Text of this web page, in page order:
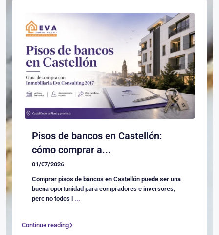
Pisos de bancos en Castellón:
cómo comprar a...
01/07/2026
Comprar pisos de bancos en Castellón puede ser una
buena oportunidad para compradores e inversores,
pero no todos l ...
Continue reading